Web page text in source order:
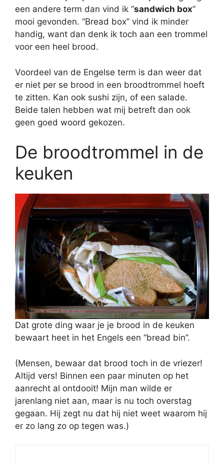
een andere term dan vind ik “sandwich box”
mooi gevonden. “Bread box” vind ik minder
handig, want dan denk ik toch aan een trommel
voor een heel brood.
Voordeel van de Engelse term is dan weer dat
er niet per se brood in een broodtrommel hoeft
te zitten. Kan ook sushi zijn, of een salade.
Beide talen hebben wat mij betreft dan ook
geen goed woord gekozen.
De broodtrommel in de
keuken
Dat grote ding waar je je brood in de keuken
bewaart heet in het Engels een “bread bin”.
(Mensen, bewaar dat brood toch in de vriezer!
Altijd vers! Binnen een paar minuten op het
aanrecht al ontdooit! Mijn man wilde er
jarenlang niet aan, maar is nu toch overstag
gegaan. Hij zegt nu dat hij niet weet waarom hij
er zo lang zo op tegen was.)